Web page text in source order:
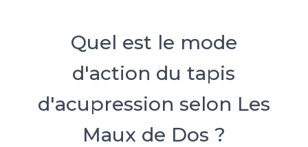
Quel est le mode
d'action du tapis
d'acupression selon Les
Maux de Dos ?